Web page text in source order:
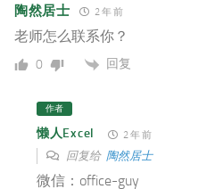
陶然居士 2 年 前
老师怎么联系你？
0 回复
作者
懒人Excel 2 年 前
回复给 陶然居士
微信：office-guy